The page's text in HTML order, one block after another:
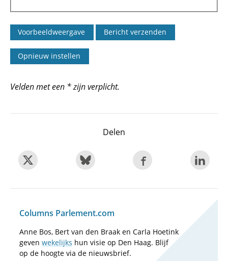
Velden met een * zijn verplicht.
Delen
Columns Parlement.com
Anne Bos, Bert van den Braak en Carla Hoetink
geven wekelijks hun visie op Den Haag. Blijf
op de hoogte via de nieuwsbrief.